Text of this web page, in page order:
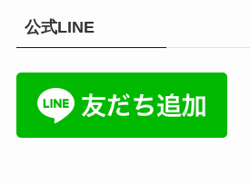
公式LINE